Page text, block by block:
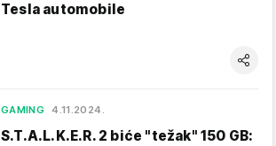
Tesla automobile
GAMING 4.11.2024.
S.T.A.L.K.E.R. 2 biće "težak" 150 GB: